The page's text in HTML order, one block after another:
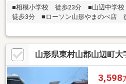
■相模小学校 徒歩23分 ■山辺中学
徒歩3分 ■ローソン山形やまのべ店
山形県東村山郡山辺町
3,598